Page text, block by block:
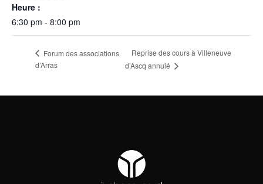
Heure :
6:30 pm - 8:00 pm
Forum des associations
d’Arras
Reprise des cours à Villeneuve
d’Ascq annulé